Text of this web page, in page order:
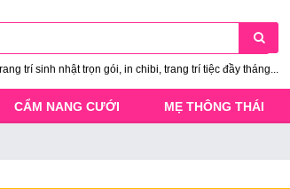
trí sinh nhật trọn gói, in chibi, trang trí tiệc đầy tháng...
CẨM NANG CƯỚI MẸ THÔNG THÁI